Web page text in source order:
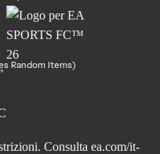
Random Items)
Consulta ea.com/it-